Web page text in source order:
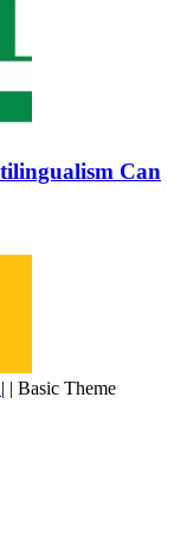
Can
| | Basic Theme